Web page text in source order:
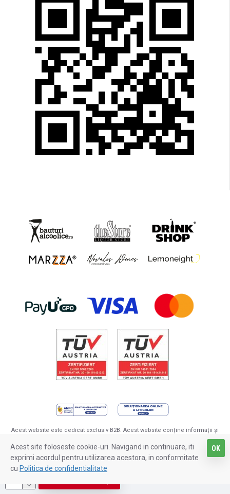
Acest website este dedicat exclusiv B2B. Acest website conține informații și
prezintă produse destinate persoanelor cu vârsta de minim 18 ani. Pentru a
beneficia de produsele noastre trebuie să aveți vârsta de minim 18 ani.
Cumpărând produse din magazinul nostru confirmați faptul că aveți vârsta de
minim 18 ani. Ne rezervăm dreptul de a refuza orice comandă dacă se
consideră că este plasată de un minor.
OK
Acest site foloseste cookie-uri. Navigand in continuare, iti
exprimi acordul pentru utilizarea acestora, in conformitate
cu Politica de confidentialitate